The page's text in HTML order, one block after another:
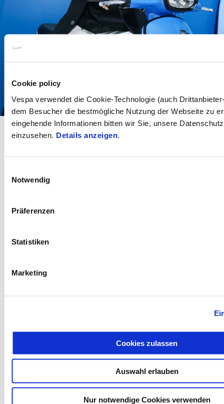
Cookie policy
Vespa verwendet die Cookie-Technologie (auch
dem Besucher die bestmögliche Nutzung der Webseite zu
eingehende Informationen bitten wir Sie, unsere
einzusehen. Details anzeigen
Notwendig
Präferenzen
Statistiken
Marketing
Cookies zulassen
Auswahl erlauben
Nur notwendige Cookies verwenden
Bei den neuen Vespa-Modellen werdenneue Materialien
eingesetzt und die Details sorgfältiger verarbeitet, um die
globale Qualität der Verarbeitung weiter zu steigern. Die
Aufbauten am Lenker und die Rückenplatte des Beinschilds